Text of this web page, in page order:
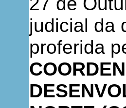
judicial da
proferida